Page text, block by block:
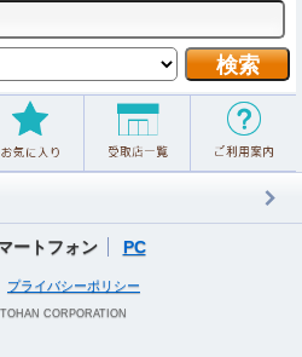
ートフォン PC
プライバシーポリシー
CORPORATION